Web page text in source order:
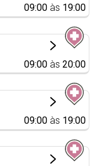
09:00 às 19:00
09:00 às20:00
09:00 às 19:00